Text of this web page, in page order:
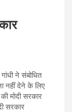
ने संबोधित
नहीं देने के लिए
मोदी सरकार
सरकार